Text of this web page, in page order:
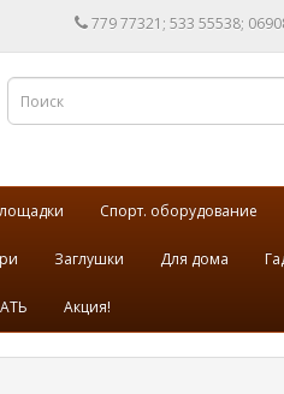
779 77321; 533 55538;
Спорт. оборудование
Заглушки Для дома
Акция!